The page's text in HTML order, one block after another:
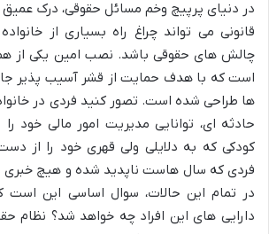
در دنیای پرپیچ وخم مسائل حقوقی، درک عمیق
قانونی می تواند چراغ راه بسیاری از
چالش های حقوقی باشد. نصب امین یکی از
است که با هدف حمایت از قشر آسیب پذیر
ها طراحی شده است. تصور کنید فردی در
حادثه ای، توانایی مدیریت امور مالی خود
کودکی که به دلایلی ولی قهری خود را از
فردی که سال هاست ناپدید شده و هیچ خبری
در تمام این حالات، سوال اساسی این
دارایی های این افراد چه خواهد شد؟ نظام